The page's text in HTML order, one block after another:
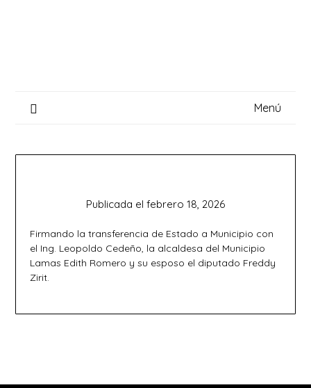
Menú
Publicada el febrero 18, 2026
Firmando la transferencia de Estado a Municipio con
el Ing. Leopoldo Cedeño, la alcaldesa del Municipio
Lamas Edith Romero y su esposo el diputado Freddy
Zirit.